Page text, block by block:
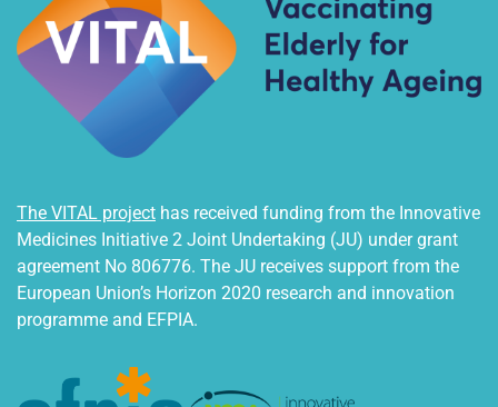
The VITAL project has received funding from the Innovative
Medicines Initiative 2 Joint Undertaking (JU) under grant
agreement No 806776. The JU receives support from the
European Union’s Horizon 2020 research and innovation
programme and EFPIA.